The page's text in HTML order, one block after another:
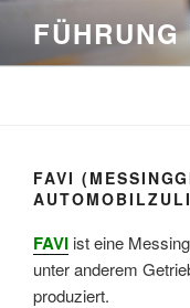
Zum
springen
FAVI
FAVI ist eine
unter anderem
produziert.